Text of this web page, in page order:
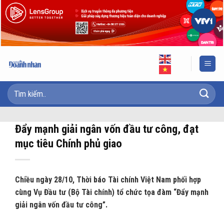
Skip
to
content
Đẩy mạnh giải ngân vốn đầu tư công, đạt
mục tiêu Chính phủ giao
Chiều ngày 28/10, Thời báo Tài chính Việt Nam phối hợp
cùng Vụ Đầu tư (Bộ Tài chính) tổ chức tọa đàm “Đẩy mạnh
giải ngân vốn đầu tư công”.